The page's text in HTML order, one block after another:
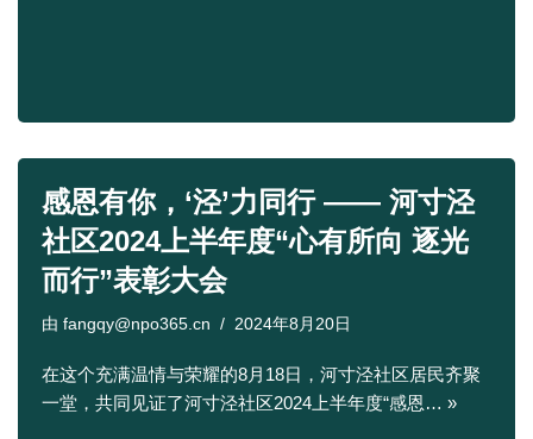
感恩有你，‘泾’力同行 —— 河寸泾
社区2024上半年度“心有所向 逐光
而行”表彰大会
由 fangqy@npo365.cn 2024年8月20日
在这个充满温情与荣耀的8月18日，河寸泾社区居民齐聚
一堂，共同见证了河寸泾社区2024上半年度“感恩… »